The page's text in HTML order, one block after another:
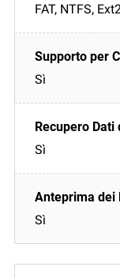
FAT, NTFS,
Sì
Sì
Sì